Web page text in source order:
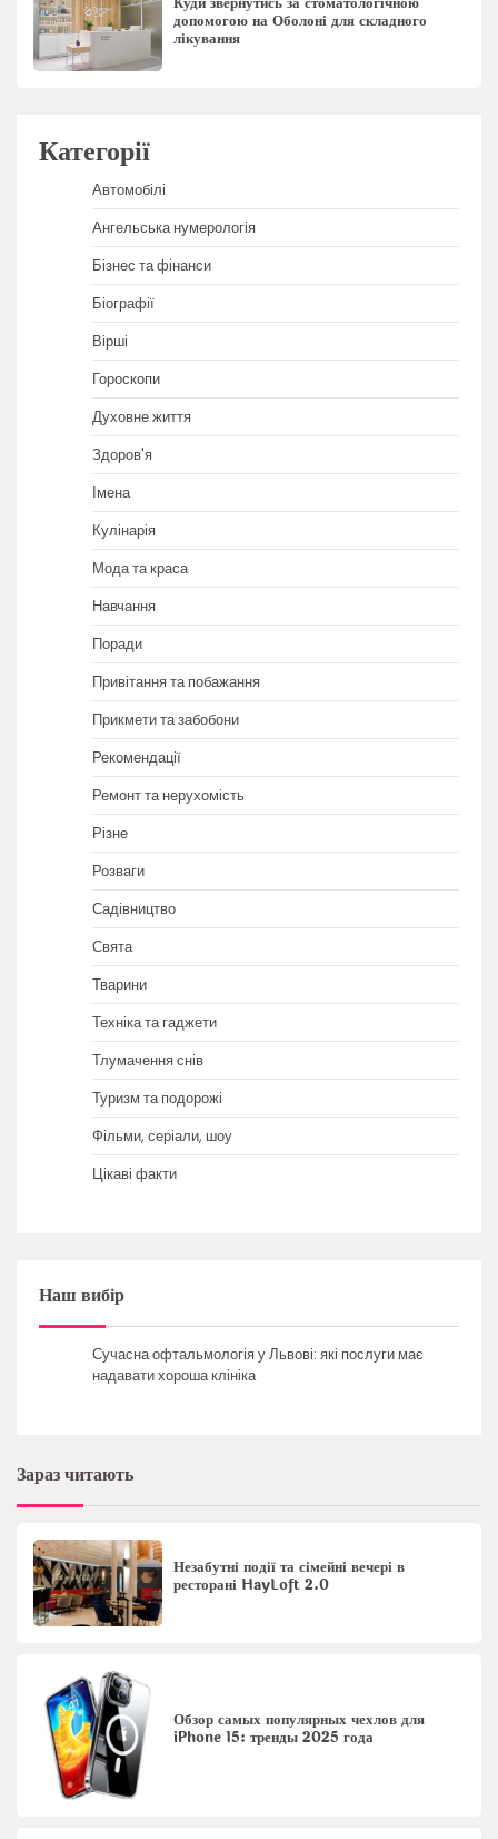
допомогою на Оболоні для складного
лікування
Категорії
Автомобілі
Ангельська нумерологія
Бізнес та фінанси
Біографії
Вірші
Гороскопи
Духовне життя
Здоров'я
Імена
Кулінарія
Мода та краса
Навчання
Поради
Привітання та побажання
Прикмети та забобони
Рекомендації
Ремонт та нерухомість
Різне
Розваги
Садівництво
Свята
Тварини
Техніка та гаджети
Тлумачення снів
Туризм та подорожі
Фільми, серіали, шоу
Цікаві факти
Наш вибір
Сучасна офтальмологія у Львові: які послуги має
надавати хороша клініка
Зараз читають
Незабутні події та сімейні вечері в
ресторані HayLoft 2.0
Обзор самых популярных чехлов для
iPhone 15: тренды 2025 года